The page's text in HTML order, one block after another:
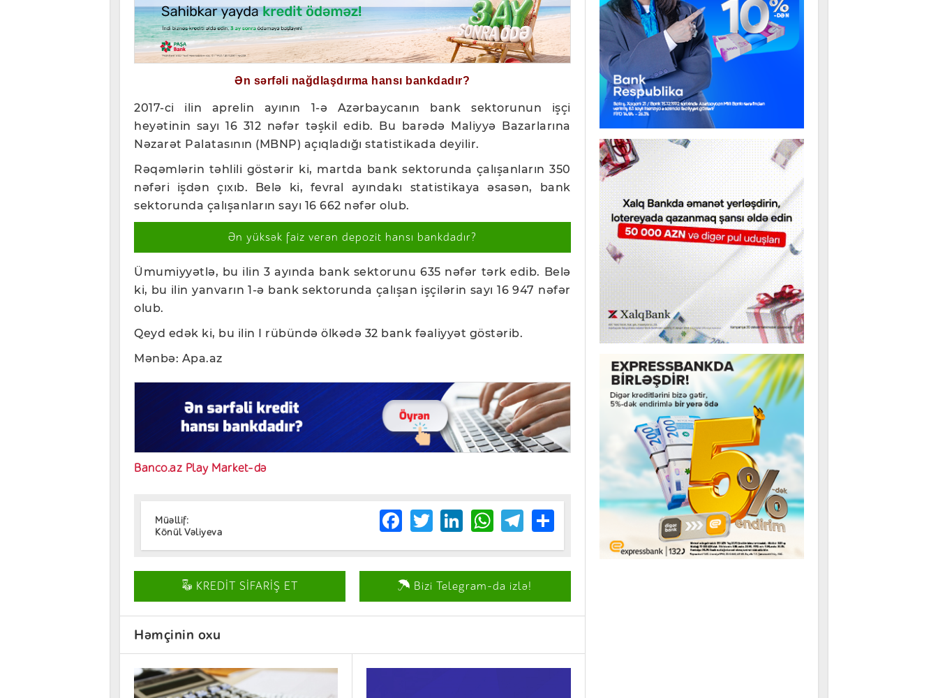
Ən sərfəli nağdlaşdırma hansı bankdadır?
2017-ci ilin aprelin ayının 1-ə Azərbaycanın bank sektorunun işçi
heyətinin sayı 16 312 nəfər təşkil edib. Bu barədə Maliyyə Bazarlarına
Nəzarət Palatasının (MBNP) açıqladığı statistikada deyilir.
Rəqəmlərin təhlili göstərir ki, martda bank sektorunda çalışanların 350
nəfəri işdən çıxıb. Belə ki, fevral ayındakı statistikaya əsasən, bank
sektorunda çalışanların sayı 16 662 nəfər olub.
Ən yüksək faiz verən depozit hansı bankdadır?
Ümumiyyətlə, bu ilin 3 ayında bank sektorunu 635 nəfər tərk edib. Belə
ki, bu ilin yanvarın 1-ə bank sektorunda çalışan işçilərin sayı 16 947 nəfər
olub.
Qeyd edək ki, bu ilin I rübündə ölkədə 32 bank fəaliyyət göstərib.
Mənbə: Apa.az
Banco.az Play Market-də
Müəllif:
Könül Vəliyeva
Facebook
TwitterLinkedIn
WhatsApp
Telegram
Share
KREDİT SİFARİŞ ET Bizi Telegram-da izlə!
Həmçinin oxu